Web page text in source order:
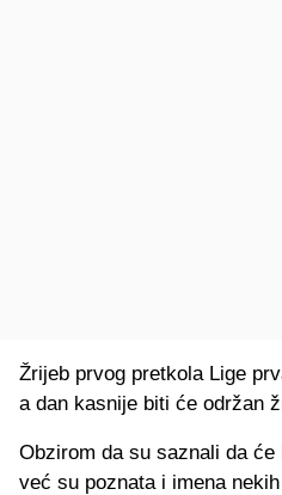
Žrijeb prvog pretkola Lige
a dan kasnije biti će održan
Obzirom da su saznali da
već su poznata i imena